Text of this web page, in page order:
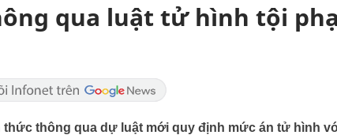
qua luật tử hình tội
thức thông qua dự luật mới quy định mức án tử hình